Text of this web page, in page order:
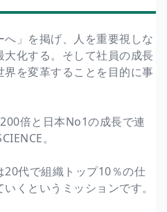
へ」を掲げ、人を重要視しな
化する。そして社員の成長
を変革することを目的に事
倍と日本No1の成長で連
。
代で組織トップ10％の仕
くというミッションです。